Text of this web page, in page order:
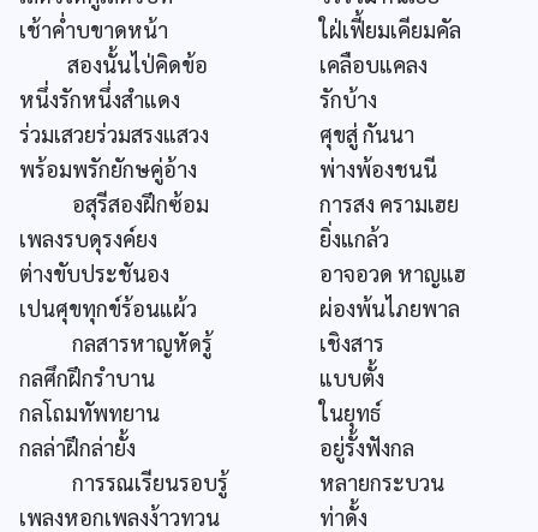
เช้าค่ำบขาดหน้า
ใฝ่เฟี้ยมเคียมคัล
สองนั้นไป่คิดข้อ
เคลือบแคลง
หนึ่งรักหนึ่งสำแดง
รักบ้าง
ร่วมเสวยร่วมสรงแสวง
ศุขสู่ กันนา
พร้อมพรักยักษคู่อ้าง
พ่างพ้องชนนี
อสุรีสองฝึกซ้อม
การสง ครามเฮย
เพลงรบดุรงค์ยง
ยิ่งแกล้ว
ต่างขับประชันอง
อาจอวด หาญแฮ
เปนศุขทุกข์ร้อนแผ้ว
ผ่องพ้นไภยพาล
กลสารหาญหัดรู้
เชิงสาร
กลศึกฝึกรำบาน
แบบตั้ง
กลโถมทัพทยาน
ในยุทธ์
กลล่าฝึกล่ายั้ง
อยู่รั้งฟังกล
การรณเรียนรอบรู้
หลายกระบวน
เพลงหอกเพลงง้าวทวน
ท่าดั้ง